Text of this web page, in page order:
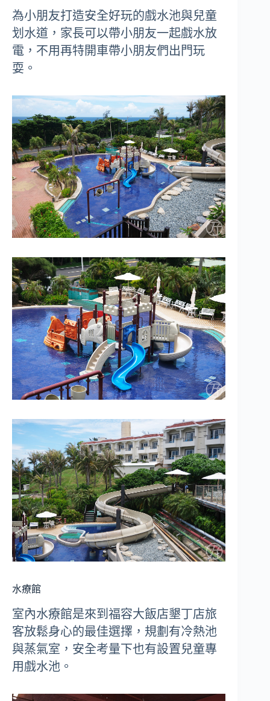
為小朋友打造安全好玩的戲水池與兒童
划水道，家長可以帶小朋友一起戲水放
電，不用再特開車帶小朋友們出門玩
耍。
水療館
室內水療館是來到福容大飯店墾丁店旅
客放鬆身心的最佳選擇，規劃有冷熱池
與蒸氣室，安全考量下也有設置兒童專
用戲水池。